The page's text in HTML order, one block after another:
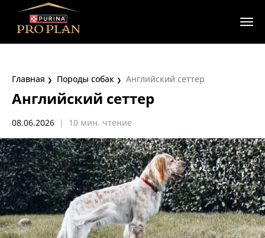
Главная Породы собак Английский сеттер
Английский сеттер
08.06.2026 | 10 мин. чтение